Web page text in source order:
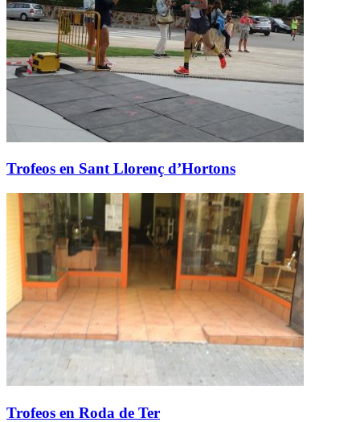
Trofeos en Sant Llorenç d’Hortons
Trofeos en Roda de Ter